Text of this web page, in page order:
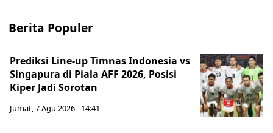
Berita Populer
Prediksi Line-up Timnas Indonesia vs
Singapura di Piala AFF 2026, Posisi
Kiper Jadi Sorotan
Jumat, 7 Agu 2026 - 14:41